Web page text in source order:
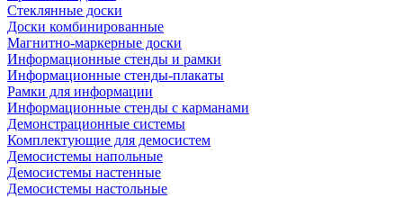
Стеклянные доски
Доски комбинированные
Магнитно-маркерные доски
Информационные стенды и рамки
Информационные стенды-плакаты
Рамки для информации
Информационные стенды с карманами
Демонстрационные системы
Комплектующие для демосистем
Демосистемы напольные
Демосистемы настенные
Демосистемы настольные